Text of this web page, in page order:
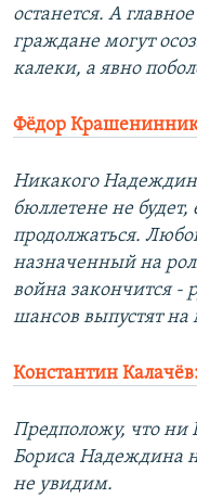
останется. А
граждане могут
калеки, а явно
Фёдор
Никакого
бюллетене не
продолжаться.
назначенный на
война закончится -
шансов выпустят
Константин Калачёв:
Предположу, что ни
Бориса Надеждина
не увидим.